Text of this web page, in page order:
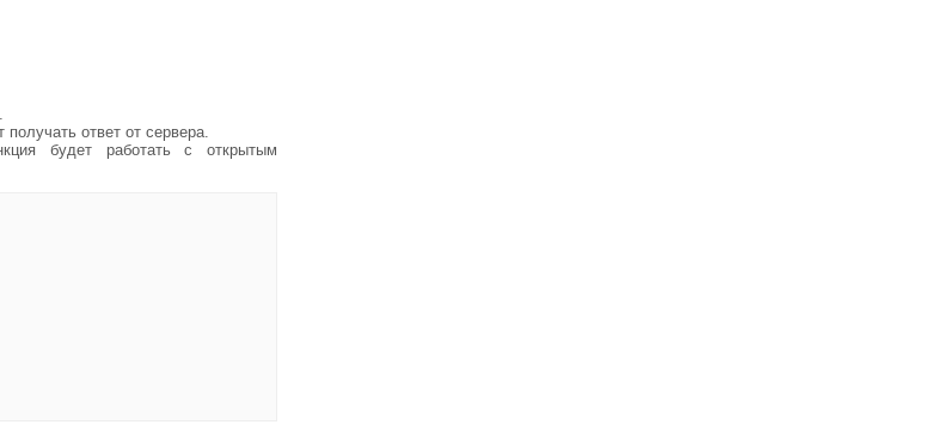
ответ от сервера.
будет работать с открытым